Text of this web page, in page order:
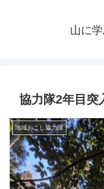
山に
協力隊2年目突
地域おこし協力隊